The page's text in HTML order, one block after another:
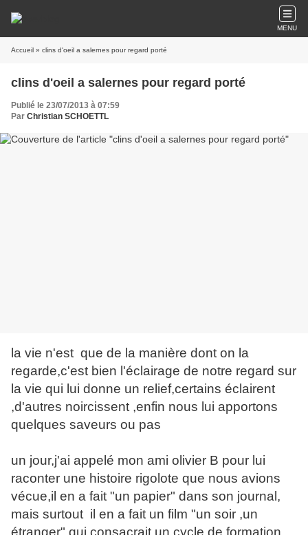
MENU
Accueil » clins d'oeil a salernes pour regard porté
clins d'oeil a salernes pour regard porté
Publié le 23/07/2013 à 07:59
Par Christian SCHOETTL
la vie n'est que de la manière dont on la
regarde,c'est bien l'éclairage de notre regard sur
la vie qui lui donne un relief,certains éclairent
,d'autres noircissent ,enfin nous lui apportons
quelques saveurs ou pas
un jour,j'ai appelé mon ami olivier B pour lui
raconter une histoire rigolote que nous avions
vécue,il en a fait "un papier" dans son journal,
mais surtout il en a fait un film "un soir ,un
étranger" qui consacrait un cycle de formation,